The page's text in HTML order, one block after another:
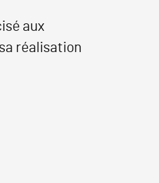
aux
réalisation